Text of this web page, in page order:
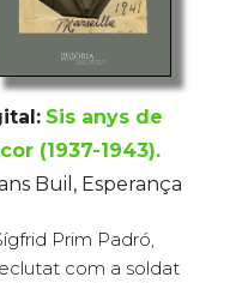
Sis anys de
(1937-1943).
Buil, Esperança
Prim Padró,
com a soldat